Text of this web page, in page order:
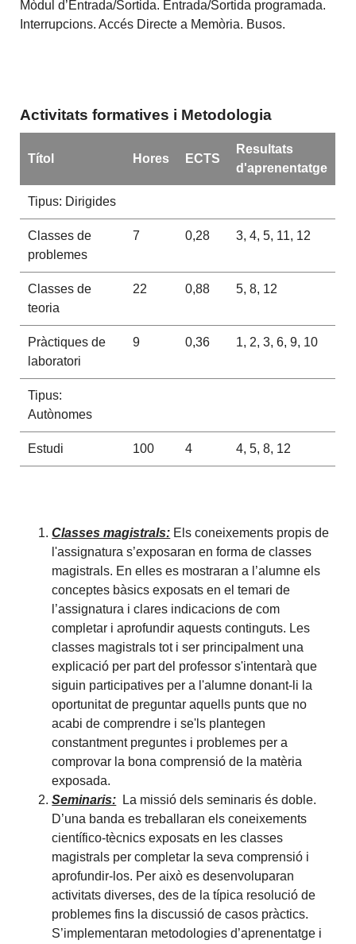
Mòdul d’Entrada/Sortida. Entrada/Sortida programada.
Interrupcions. Accés Directe a Memòria. Busos.
Activitats formatives i Metodologia
Títol Hores ECTS
Resultats
d'aprenentatge
Tipus: Dirigides
Classes de
problemes
7 0,28 3, 4, 5, 11, 12
Classes de
teoria
22 0,88 5, 8, 12
Pràctiques de
laboratori
9 0,36 1, 2, 3, 6, 9, 10
Tipus:
Autònomes
Estudi 100 4 4, 5, 8, 12
Classes magistrals: Els coneixements propis de
l'assignatura s’exposaran en forma de classes
magistrals. En elles es mostraran a l’alumne els
conceptes bàsics exposats en el temari de
l’assignatura i clares indicacions de com
completar i aprofundir aquests continguts. Les
classes magistrals tot i ser principalment una
explicació per part del professor s'intentarà que
siguin participatives per a l'alumne donant-li la
oportunitat de preguntar aquells punts que no
acabi de comprendre i se'ls plantegen
constantment preguntes i problemes per a
comprovar la bona comprensió de la matèria
exposada.
Seminaris: La missió dels seminaris és doble.
D’una banda es treballaran els coneixements
científico-tècnics exposats en les classes
magistrals per completar la seva comprensió i
aprofundir-los. Per això es desenvoluparan
activitats diverses, des de la típica resolució de
problemes fins la discussió de casos pràctics.
S’implementaran metodologies d’aprenentatge i